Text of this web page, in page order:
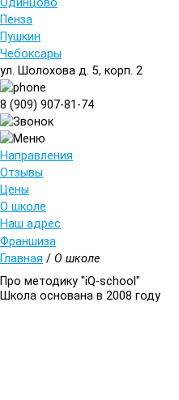
Одинцово
Пенза
Пушкин
Чебоксары
ул. Шолохова д. 5, корп. 2
8 (909) 907-81-74
Направления
Отзывы
Цены
О школе
Наш адрес
Франшиза
Главная / О школе
Про методику "iQ-school"
Школа основана в 2008 году